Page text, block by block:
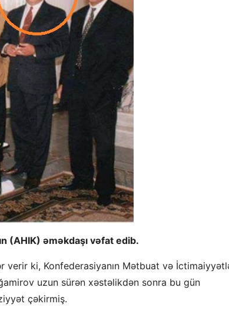
(AHIK) əməkdaşı vəfat edib.
verir ki, Konfederasiyanın Mətbuat və
uzun sürən xəstəlikdən sonra bu gün
çəkirmiş.